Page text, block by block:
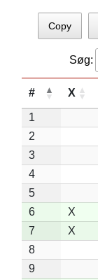
Copy
Søg:
# X
1
2
3
4
5
6
X
7
X
8
9